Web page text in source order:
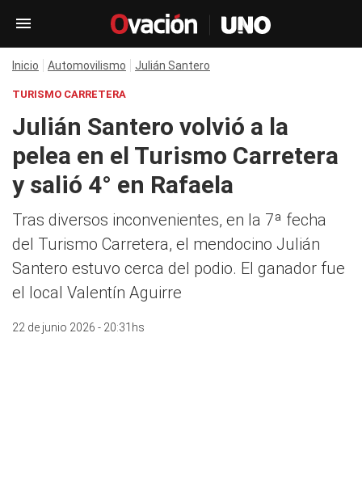
Inicio Automovilismo Julián Santero
TURISMO CARRETERA
Julián Santero volvió a la
pelea en el Turismo Carretera
y salió 4° en Rafaela
Tras diversos inconvenientes, en la 7ª fecha
del Turismo Carretera, el mendocino Julián
Santero estuvo cerca del podio. El ganador fue
el local Valentín Aguirre
22 de junio 2026 - 20:31hs